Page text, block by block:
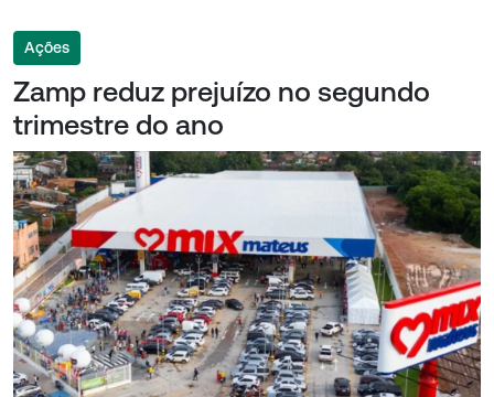
Ações
Zamp reduz prejuízo no segundo
trimestre do ano